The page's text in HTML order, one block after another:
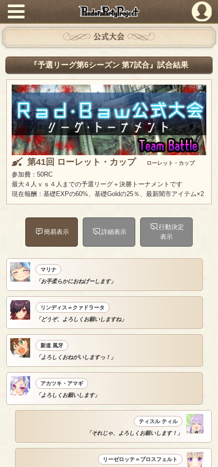
PandoraPartyProject
公式大会
『予選リーグ第6シーズン 第7試合』試合結果
第41回 ローレット・カップ ローレット・カップ
参加費：50RC
最大４人ｖｓ４人までの予選リーグ＋決勝トーナメントです
現在報酬：基礎EXPの60%、基礎Goldの25％、最新闇市アイテム×2
簡易表示 詳細表示
行動決定
表示
マリナ
「お手柔らかにおねげーします」
リンディス＝クァドラータ
「どうぞ、よろしくお願いしますね」
新道 風牙
「よろしくおねがいしますっ！」
アカツキ・アマギ
「よろしくお願いします」
ティスル ティル
「それじゃ、よろしくお願いします！」
リーゼロッテ＝ブロスフェルト